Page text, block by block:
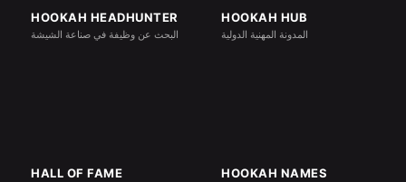
HOOKAH HEADHUNTER
البحث عن وظيفة في صناعة الشيشة
HOOKAH HUB
المدونة المهنية الدولية
HALL OF FAME HOOKAH NAMES